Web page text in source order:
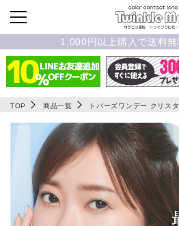
1,000円以上購入で送料
TOP 商品一覧 トパーズワンデー クリス